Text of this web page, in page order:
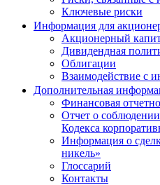
Ключевые риски
Информация для
Акционерный
Дивидендная
Облигации
Взаимодействие с
Дополнительная
Финансовая
Отчет о
Кодекса
Информация о
никель»
Глоссарий
Контакты